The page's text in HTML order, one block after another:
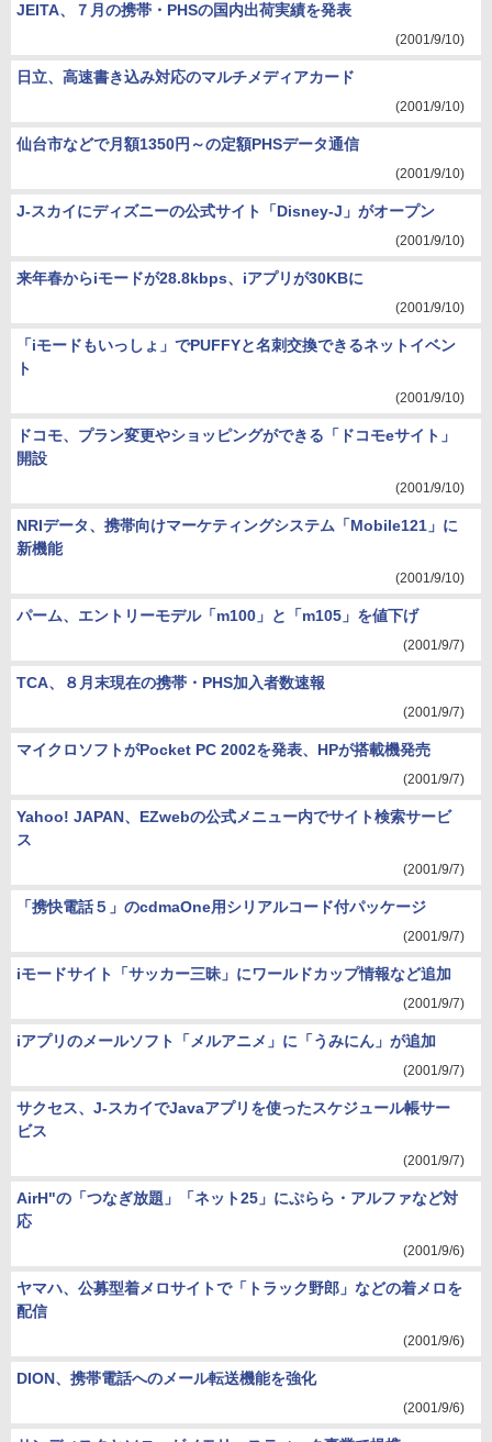
JEITA、７月の携帯・PHSの国内出荷実績を発表
(2001/9/10)
日立、高速書き込み対応のマルチメディアカード
(2001/9/10)
仙台市などで月額1350円～の定額PHSデータ通信
(2001/9/10)
J-スカイにディズニーの公式サイト「Disney-J」がオープン
(2001/9/10)
来年春からiモードが28.8kbps、iアプリが30KBに
(2001/9/10)
「iモードもいっしょ」でPUFFYと名刺交換できるネットイベン
ト
(2001/9/10)
ドコモ、プラン変更やショッピングができる「ドコモeサイト」
開設
(2001/9/10)
NRIデータ、携帯向けマーケティングシステム「Mobile121」に
新機能
(2001/9/10)
パーム、エントリーモデル「m100」と「m105」を値下げ
(2001/9/7)
TCA、８月末現在の携帯・PHS加入者数速報
(2001/9/7)
マイクロソフトがPocket PC 2002を発表、HPが搭載機発売
(2001/9/7)
Yahoo! JAPAN、EZwebの公式メニュー内でサイト検索サービ
ス
(2001/9/7)
「携快電話５」のcdmaOne用シリアルコード付パッケージ
(2001/9/7)
iモードサイト「サッカー三昧」にワールドカップ情報など追加
(2001/9/7)
iアプリのメールソフト「メルアニメ」に「うみにん」が追加
(2001/9/7)
サクセス、J-スカイでJavaアプリを使ったスケジュール帳サー
ビス
(2001/9/7)
AirH"の「つなぎ放題」「ネット25」にぷらら・アルファなど対
応
(2001/9/6)
ヤマハ、公募型着メロサイトで「トラック野郎」などの着メロを
配信
(2001/9/6)
DION、携帯電話へのメール転送機能を強化
(2001/9/6)